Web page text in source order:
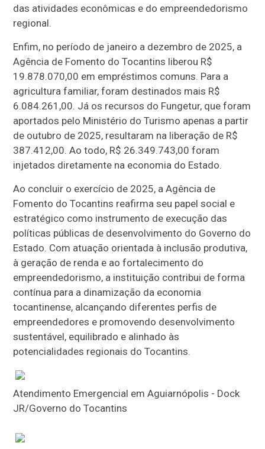
das atividades econômicas e do empreendedorismo
regional.
Enfim, no período de janeiro a dezembro de 2025, a
Agência de Fomento do Tocantins liberou R$
19.878.070,00 em empréstimos comuns. Para a
agricultura familiar, foram destinados mais R$
6.084.261,00. Já os recursos do Fungetur, que foram
aportados pelo Ministério do Turismo apenas a partir
de outubro de 2025, resultaram na liberação de R$
387.412,00. Ao todo, R$ 26.349.743,00 foram
injetados diretamente na economia do Estado.
Ao concluir o exercício de 2025, a Agência de
Fomento do Tocantins reafirma seu papel social e
estratégico como instrumento de execução das
políticas públicas de desenvolvimento do Governo do
Estado. Com atuação orientada à inclusão produtiva,
à geração de renda e ao fortalecimento do
empreendedorismo, a instituição contribui de forma
contínua para a dinamização da economia
tocantinense, alcançando diferentes perfis de
empreendedores e promovendo desenvolvimento
sustentável, equilibrado e alinhado às
potencialidades regionais do Tocantins.
Atendimento Emergencial em Aguiarnópolis - Dock
JR/Governo do Tocantins